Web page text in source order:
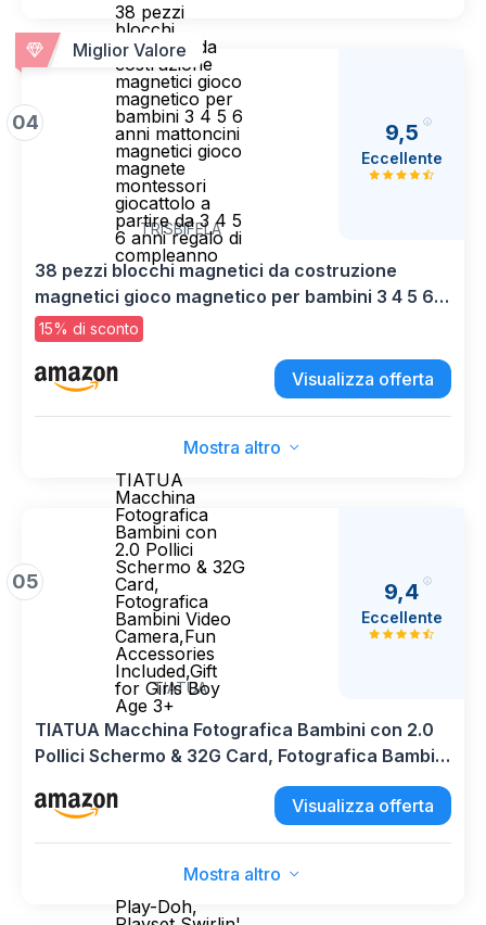
Miglior Valore
04
38 pezzi
blocchi
magnetici da
costruzione
magnetici gioco
magnetico per
bambini 3 4 5 6
anni mattoncini
magnetici gioco
magnete
montessori
giocattolo a
partire da 3 4 5
6 anni regalo di
compleanno
TRISBIFELA
9,5
Eccellente
38 pezzi blocchi magnetici da costruzione
magnetici gioco magnetico per bambini 3 4 5 6
anni mattoncini magnetici gioco magnete
montessori giocattolo a partire da 3 4 5 6 anni
regalo di compleanno
15% di sconto
Visualizza offerta
Mostra altro
05
TIATUA
Macchina
Fotografica
Bambini con
2.0 Pollici
Schermo & 32G
Card,
Fotografica
Bambini Video
Camera,Fun
Accessories
Included,Gift
for Girls Boy
Age 3+
TIATUA
9,4
Eccellente
TIATUA Macchina Fotografica Bambini con 2.0
Pollici Schermo & 32G Card, Fotografica Bambini
Video Camera,Fun Accessories Included,Gift for
Girls Boy Age 3+
Visualizza offerta
Mostra altro
Play-Doh,